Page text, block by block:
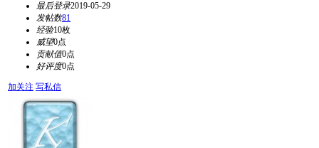
最后登录2019-05-29
发帖数81
经验10枚
威望0点
贡献值0点
好评度0点
加关注 写私信